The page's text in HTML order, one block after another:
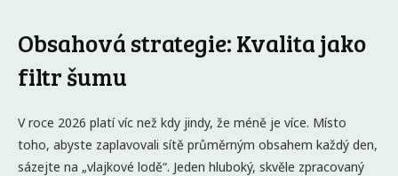
Obsahová strategie: Kvalita jako
filtr šumu
V roce 2026 platí víc než kdy jindy, že méně je více. Místo
toho, abyste zaplavovali sítě průměrným obsahem každý den,
sázejte na „vlajkové lodě“. Jeden hluboký, skvěle zpracovaný